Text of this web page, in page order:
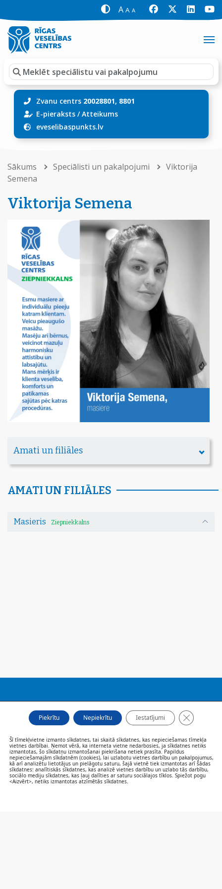
A A A
Zvanu centrs 20028801, 8801
E-pieraksts/Atteikums
eveselibaspunkts.lv
Sākums Speciālisti un pakalpojumi
Viktorija
Semena
Viktorija Semena
Amati un filiāles
AMATI UN FILIĀLES
Masieris Ziepniekkalns
AKTUALITĀTES
SPECIĀLISTI UN PAKALPOJUMI
PACIENTIEM
VAKANCES
CENRĀDIS
PAR MUMS
KONTAKTI
Šī tīmekļvietne izmanto sīkdatnes, tai skaitā sīkdatnes, kas nepieciešamas tīmekļa
vietnes darbībai. Ņemot vērā, ka interneta vietne nedarbosies, ja sīkdatnes netiks
izmantotas, šo sīkdatņu izmantošanai piekrišana netiek prasīta. Papildus
nepieciešamajām sīkdatnēm (cookies), lai uzlabotu vietnes darbību un pakalpojumus,
kā arī analizētu lietotājus un pielāgotu saturu, šajā vietnē tiek izmantotas arī šādas
sīkdatnes: analītiskās sīkdatnes, kas analizē vietnes darbību un uzlabo tās darbību,
sociālo mediju sīkdatnes, kas ļauj dalīties ar saturu sociālajos tīklos. Spiežot pogu
<Aizvērt>, netiks izmantotas atzīmētās sīkdatnes.
Piekrītu Nepiekrītu Iestatījumi Close